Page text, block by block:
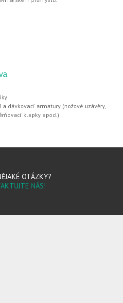
dávkovací armatury (nožové uzávěry,
klapky apod.)
OTÁZKY?
NÁS!